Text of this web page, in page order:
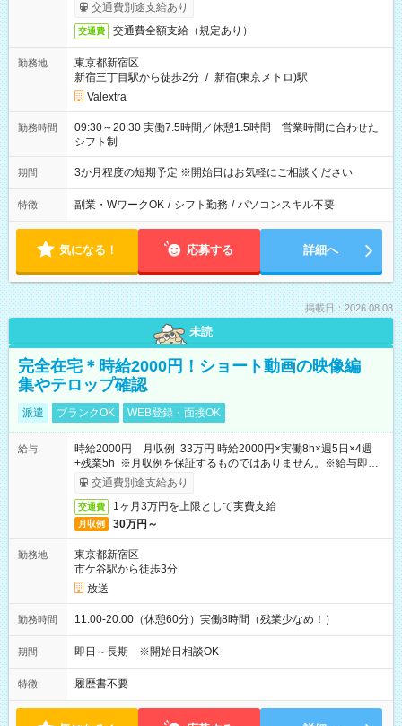
交通費別途支給あり
交通費 交通費全額支給（規定あり）
勤務地
東京都新宿区
新宿三丁目駅から徒歩2分 / 新宿(東京メトロ)駅
Valextra
勤務時間
09:30～20:30 実働7.5時間／休憩1.5時間 営業時間に合わせた
シフト制
期間 3か月程度の短期予定 ※開始日はお気軽にご相談ください
特徴 副業・WワークOK / シフト勤務 / パソコンスキル不要
気になる！ 応募する 詳細へ
掲載日：2026.08.08
未読
完全在宅＊時給2000円！ショート動画の映像編
集やテロップ確認
派遣 ブランクOK WEB登録・面接OK
給与
時給2000円 月収例 33万円 時給2000円×実働8h×週5日×4週
+残業5h ※月収例を保証するものではありません。※給与即受
取りサービス利用可（利用条件有）
交通費別途支給あり
交通費 1ヶ月3万円を上限として実費支給
月収例 30万円～
勤務地
東京都新宿区
市ケ谷駅から徒歩3分
放送
勤務時間 11:00-20:00（休憩60分）実働8時間（残業少なめ！）
期間 即日～長期 ※開始日相談OK
特徴 履歴書不要